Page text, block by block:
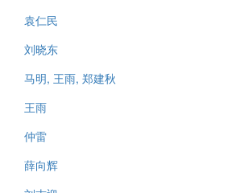
袁仁民
刘晓东
马明, 王雨, 郑建秋
王雨
仲雷
薛向辉